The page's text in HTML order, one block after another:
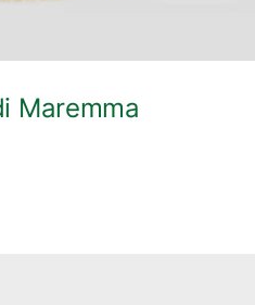
Maremma